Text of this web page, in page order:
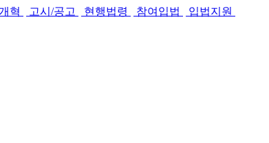
혁 고시/공고 현행법령 참여입법
입법지원